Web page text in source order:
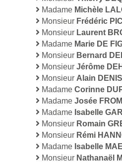
Madame Michèle
Monsieur Frédéric
Monsieur Laurent
Madame Marie DE
Monsieur Bernard
Monsieur Jérôme
Monsieur Alain DENIS
Madame Corinne
Madame Josée
Madame Isabelle
Monsieur Romain
Monsieur Rémi
Madame Isabelle
Monsieur Nathanaël